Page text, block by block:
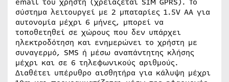
σύστημα λειτουργεί με 2 μπαταρίες 1.5V AA για
αυτονομία μέχρι 6 μήνες, μπορεί να
τοποθετηθεί σε χώρους που δεν υπάρχει
ηλεκτροδότηση και ενημερώνει το χρήστη με
συναγερμό, SMS ή μέσω αναπάντητης κλήσης
μέχρι και σε 6 τηλεφωνικούς αριθμούς.
Διαθέτει υπέρυθρο αισθητήρα για κάλυψη μέχρι